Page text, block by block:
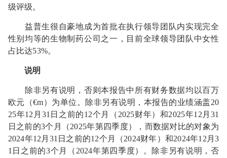
级评级。
益普生很自豪地成为首批在执行领导团队内实现完全
性别均等的生物制药公司之一，目前全球领导团队中女性
占比达53%。
说明
除非另有说明，否则本报告中所有财务数据均以百万
欧元（€m）为单位。除非另有说明，本报告的业绩涵盖20
25年12月31日之前的12个月（2025财年）和2025年12月31
日之前的3个月（2025年第四季度），而数据对比的对象为
2024年12月31日之前的12个月（2024财年）和2024年12月3
1日之前的3个月（2024年第四季度）。除非另有说明，否